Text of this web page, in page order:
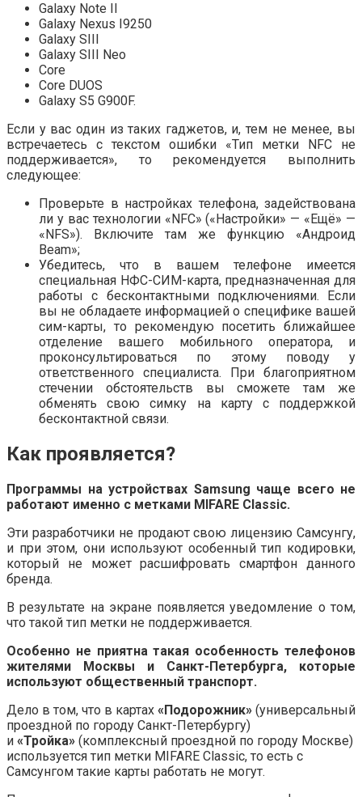
Galaxy Note II
Galaxy Nexus I9250
Galaxy SIII
Galaxy SIII Neo
Core
Core DUOS
Galaxy S5 G900F.
Если у вас один из таких гаджетов, и, тем не менее, вы
встречаетесь с текстом ошибки «Тип метки NFC не
поддерживается», то рекомендуется выполнить
следующее:
Проверьте в настройках телефона, задействована
ли у вас технологии «NFC» («Настройки» — «Ещё» —
«NFS»). Включите там же функцию «Андроид
Beam»;
Убедитесь, что в вашем телефоне имеется
специальная НФС-СИМ-карта, предназначенная для
работы с бесконтактными подключениями. Если
вы не обладаете информацией о специфике вашей
сим-карты, то рекомендую посетить ближайшее
отделение вашего мобильного оператора, и
проконсультироваться по этому поводу у
ответственного специалиста. При благоприятном
стечении обстоятельств вы сможете там же
обменять свою симку на карту с поддержкой
бесконтактной связи.
Как проявляется?
Программы на устройствах Samsung чаще всего не
работают именно с метками MIFARE Classic.
Эти разработчики не продают свою лицензию Самсунгу,
и при этом, они используют особенный тип кодировки,
который не может расшифровать смартфон данного
бренда.
В результате на экране появляется уведомление о том,
что такой тип метки не поддерживается.
Особенно не приятна такая особенность телефонов
жителями Москвы и Санкт-Петербурга, которые
используют общественный транспорт.
Дело в том, что в картах «Подорожник» (универсальный
проездной по городу Санкт-Петербургу)
и «Тройка» (комплексный проездной по городу Москве)
используется тип метки MIFARE Classic, то есть с
Самсунгом такие карты работать не могут.